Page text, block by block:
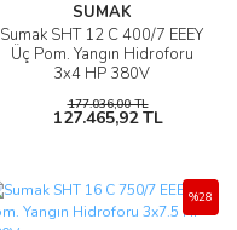
SUMAK
Sumak SHT 12 C 400/7 EEEY
Üç Pom. Yangın Hidroforu
3x4 HP 380V
177.036,00 TL
127.465,92 TL
%28